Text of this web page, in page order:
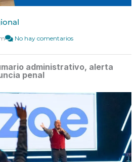
No hay comentarios
administrativo, alerta
penal